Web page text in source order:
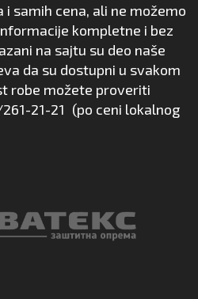
i samih cena, ali ne možemo
kompletne i bez
na sajtu su deo naše
da su dostupni u svakom
robe možete proveriti
21-21 (po ceni lokalnog